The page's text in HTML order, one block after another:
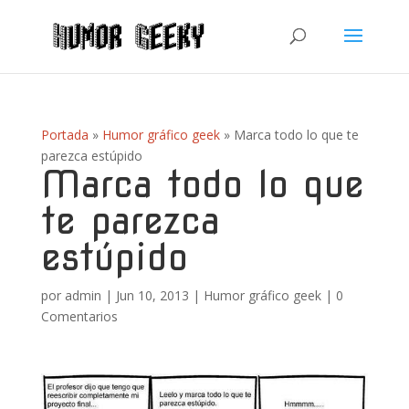
Portada » Humor gráfico geek» Marca todo lo que te
parezca estúpido
Marca todo lo que
te parezca
estúpido
por admin | Jun 10, 2013 | Humor gráfico geek| 0
Comentarios